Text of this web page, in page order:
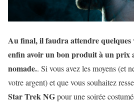
Au final, il faudra attendre quelques
enfin avoir un bon produit à un prix
nomade.. Si vous avez les moyens (et
votre argent) et que vous souhaitez
Star Trek NGpour une soirée